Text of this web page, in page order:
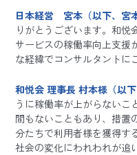
日本経営 宮本（以下、宮
りがとうございます。和悦
サービスの稼働率向上支援
な経緯でコンサルタントに
和悦会 理事長 村本様（以下
うに稼働率が上がらないこ
間もないこともあり、措置
分たちで利用者様を獲得す
社会の変化にわれわれが追